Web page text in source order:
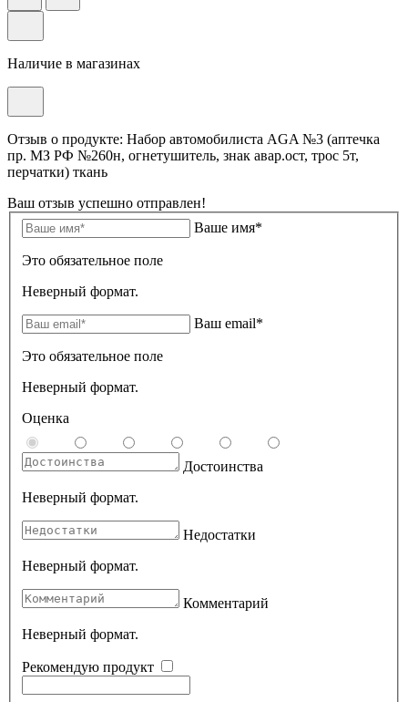
Наличие в магазинах
Отзыв о продукте: Набор автомобилиста AGA №3 (аптечка
пр. МЗ РФ №260н, огнетушитель, знак авар.ост, трос 5т,
перчатки) ткань
Ваш отзыв успешно отправлен!
Ваше имя*
Это обязательное поле
Неверный формат.
Ваш email*
Это обязательное поле
Неверный формат.
Оценка
Достоинства
Неверный формат.
Недостатки
Неверный формат.
Комментарий
Неверный формат.
Рекомендую продукт